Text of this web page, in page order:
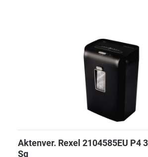
Aktenver. Rexel 2104585EU P4
Sq